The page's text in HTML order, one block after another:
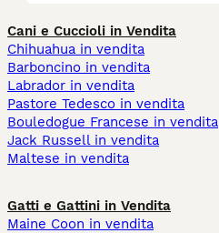
Cani e Cuccioli in Vendita
Chihuahua in vendita
Barboncino in vendita
Labrador in vendita
Pastore Tedesco in vendita
Bouledogue Francese in vendita
Jack Russell in vendita
Maltese in vendita
Gatti e Gattini in Vendita
Maine Coon in vendita